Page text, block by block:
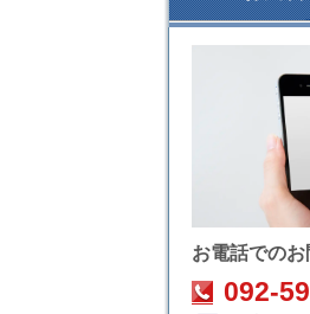
お電話でのお
092-